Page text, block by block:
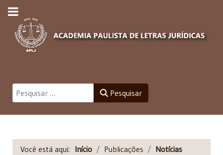
Pesquisar Pesquisar
Você está aqui: Início Publicações
Notícias